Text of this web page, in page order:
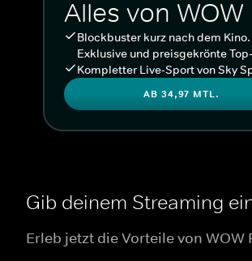
Alles von WOW
Blockbuster kurz nach dem Kino.
Exklusive und preisgekrönte
Kompletter Live-Sport von Sky
AB 34,97 MTL.
Gib deinem Streaming
Erleb jetzt die Vorteile von WOW